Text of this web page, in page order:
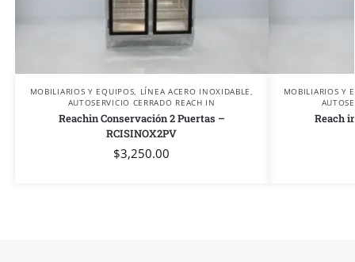
MOBILIARIOS Y EQUIPOS LÍNEA ACERO INOXIDABLE
AUTOSERVICIO CERRADO REACH IN
Reachin Conservación 2 Puertas –
RCISINOX2PV
$3,250.00
MOBILIARIOS Y
Reach